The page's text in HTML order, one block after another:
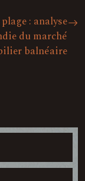
: analyse
du marché
balnéaire